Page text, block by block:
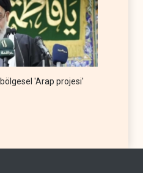
'Arap projesi'